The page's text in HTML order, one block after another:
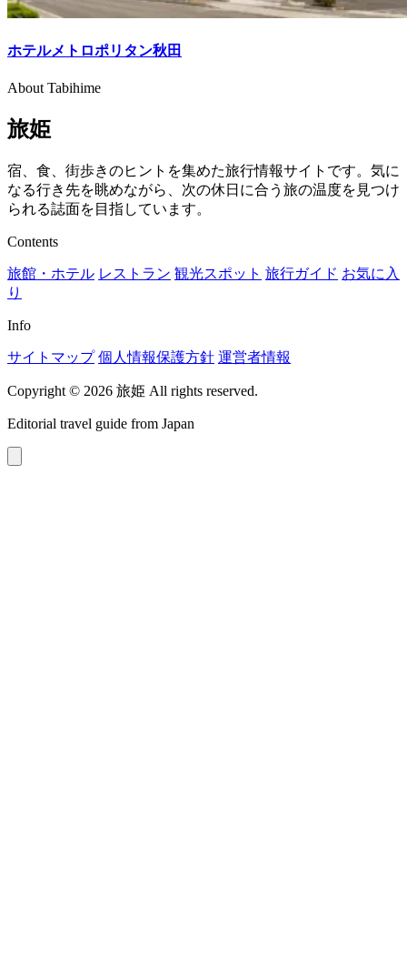
ホテルメトロポリタン秋田
About Tabihime
旅姫
宿、食、街歩きのヒントを集めた旅行情報サイトです。気に
なる行き先を眺めながら、次の休日に合う旅の温度を見つけ
られる誌面を目指しています。
Contents
旅館・ホテル レストラン 観光スポット 旅行ガイド お気に入
り
Info
サイトマップ 個人情報保護方針 運営者情報
Copyright © 2026 旅姫 All rights reserved.
Editorial travel guide from Japan